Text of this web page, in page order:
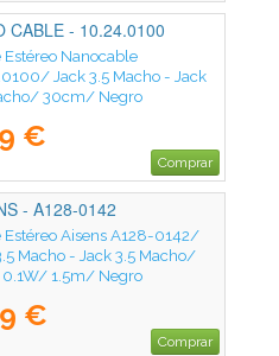
CABLE - 10.24.0100
Estéreo Nanocable
Jack 3.5 Macho - Jack
30cm/ Negro
€
Comprar
- A128-0142
Estéreo Aisens A128-0142/
Macho - Jack 3.5 Macho/
0.1W/ 1.5m/ Negro
€
Comprar